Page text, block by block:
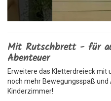
Mit Rutschbrett - für
Abenteuer
Erweitere das Kletterdreieck mit
noch mehr Bewegungsspaß und
Kinderzimmer!